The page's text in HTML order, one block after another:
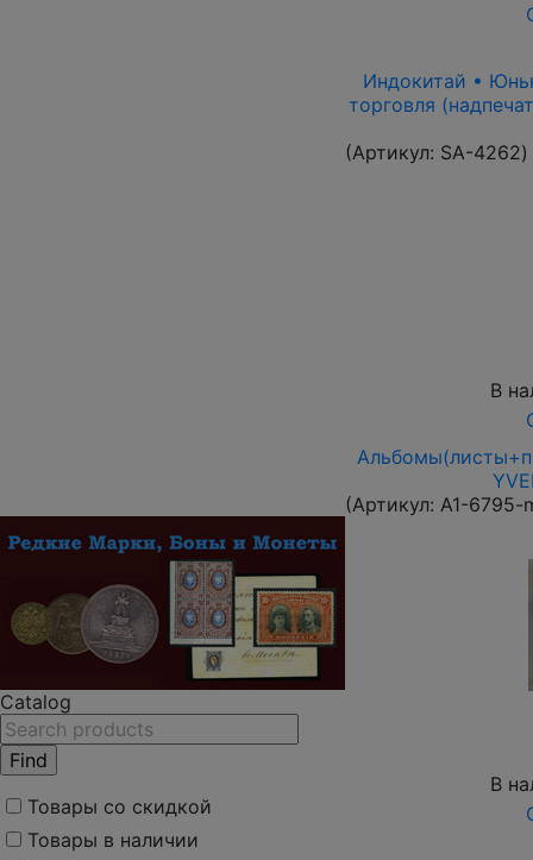
Catalog
Товары со скидкой
Товары в наличии
Индокитай •
торговля
(Артикул: SA-4262)
В
(Артикул: A1-6795-
В